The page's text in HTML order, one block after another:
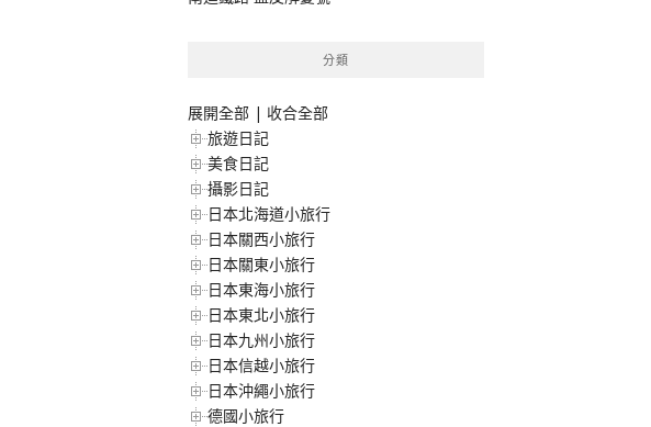
分類
展開全部 | 收合全部
旅遊日記
美食日記
攝影日記
日本北海道小旅行
日本關西小旅行
日本關東小旅行
日本東海小旅行
日本東北小旅行
日本九州小旅行
日本信越小旅行
日本沖繩小旅行
德國小旅行